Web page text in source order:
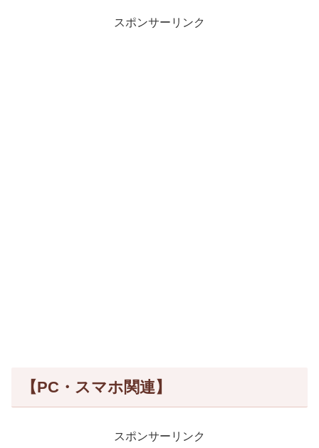
スポンサーリンク
【PC・スマホ関連】
スポンサーリンク